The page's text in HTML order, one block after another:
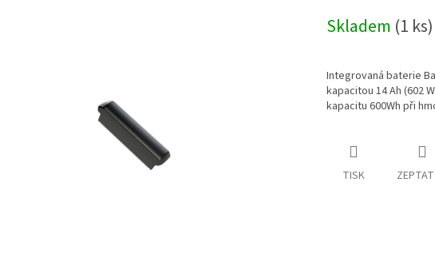
Skladem (1 ks)
Integrovaná baterie
kapacitou 14 Ah (602
kapacitu 600Wh při
TISK